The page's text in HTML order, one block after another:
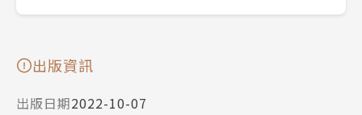
出版資訊
出版日期2022-10-07